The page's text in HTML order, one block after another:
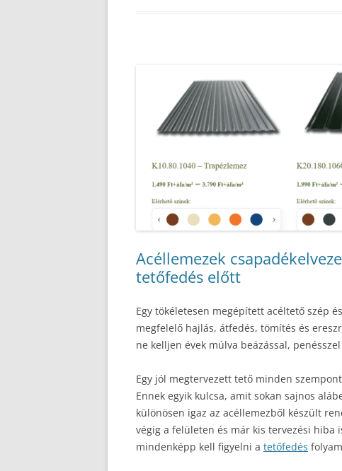
Acéllemezek
tetőfedés előtt
Egy tökéletesen megépített acéltető szép
megfelelő hajlás, átfedés, tömítés és
ne kelljen évek múlva beázással,
Egy jól megtervezett tető minden
Ennek egyik kulcsa, amit sokan sajnos
különösen igaz az acéllemezből készült
végig a felületen és már kis tervezési hiba
mindenképp kell figyelni a tetőfedés